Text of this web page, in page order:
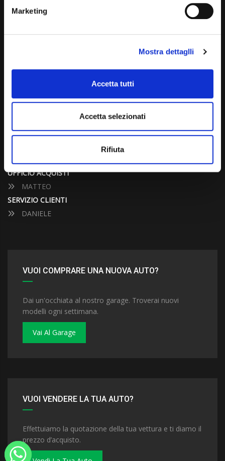
Marketing
Mostra dettaglli
Accetta tutti
Accetta selezionati
Rifiuta
info@carspecialist.eu
Dal Lunedì al Venerdì: 09:00 - 12:30 | 14:00 - 19:00
Domenica: chiuso
CONTATTA UN CONSULENTE
UFFICIO VENDITE
UFFICIO ACQUISTI
MATTEO
SERVIZIO CLIENTI
DANIELE
VUOI COMPRARE UNA NUOVA AUTO?
Dai un'occhiata al nostro garage. Troverai nuovi
modelli ogni settimana.
Vai Al Garage
VUOI VENDERE LA TUA AUTO?
Effettuiamo la quotazione della tua vettura e ti diamo il
prezzo d’acquisto.